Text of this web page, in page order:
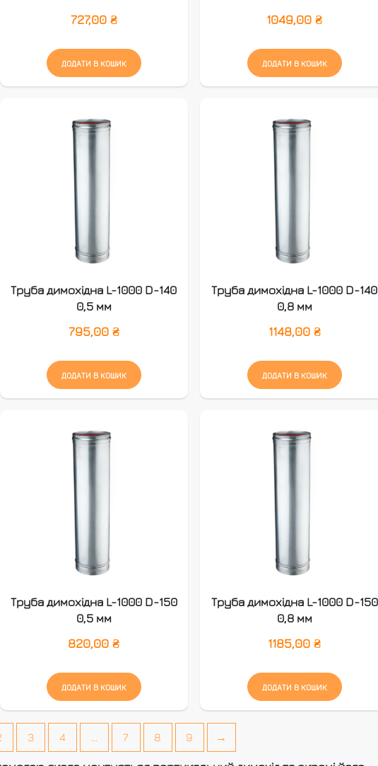
727,00 ₴
ДОДАТИ В КОШИК
1049,00₴
ДОДАТИ В КОШИК
Труба димохідна L-1000 D-140
0,5 мм
795,00 ₴
ДОДАТИ В КОШИК
Труба димохідна L-1000 D-140
0,8 мм
1148,00 ₴
ДОДАТИ В КОШИК
Труба димохідна L-1000 D-150
0,5 мм
820,00₴
ДОДАТИ В КОШИК
Труба димохідна L-1000 D-150
0,8 мм
1185,00₴
ДОДАТИ В КОШИК
3 4 … 7 8 9 →